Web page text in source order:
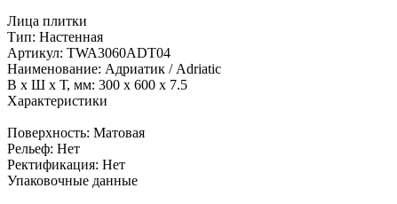
Лица плитки
Тип: Настенная
Артикул: TWA3060ADT04
Наименование: Адриатик / Adriatic
В x Ш x Т, мм: 300 x 600 x 7.5
Характеристики
Поверхность: Матовая
Рельеф: Нет
Ректификация: Нет
Упаковочные данные